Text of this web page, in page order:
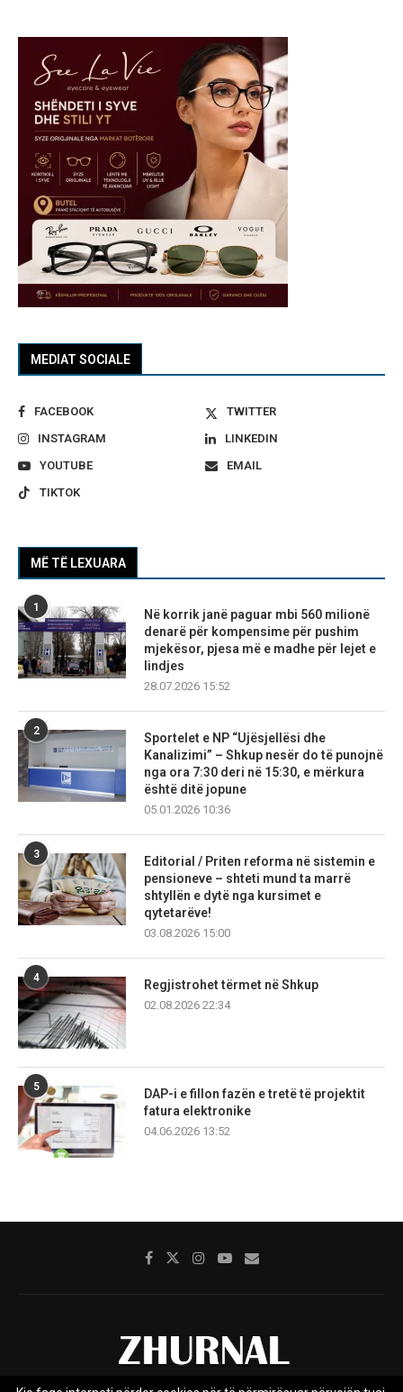
MEDIAT SOCIALE
FACEBOOK
TWITTER
INSTAGRAM
LINKEDIN
YOUTUBE
EMAIL
TIKTOK
MË TË LEXUARA
1
Në korrik janë paguar mbi 560 milionë
denarë për kompensime për pushim
mjekësor, pjesa më e madhe për lejet e
lindjes
28.07.2026 15:52
2
Sportelet e NP “Ujësjellësi dhe
Kanalizimi” – Shkup nesër do të punojnë
nga ora 7:30 deri në 15:30, e mërkura
është ditë jopune
05.01.2026 10:36
3
Editorial / Priten reforma në sistemin e
pensioneve – shteti mund ta marrë
shtyllën e dytë nga kursimet e
qytetarëve!
03.08.2026 15:00
4
Regjistrohet tërmet në Shkup
02.08.2026 22:34
5
DAP-i e fillon fazën e tretë të projektit
fatura elektronike
04.06.2026 13:52